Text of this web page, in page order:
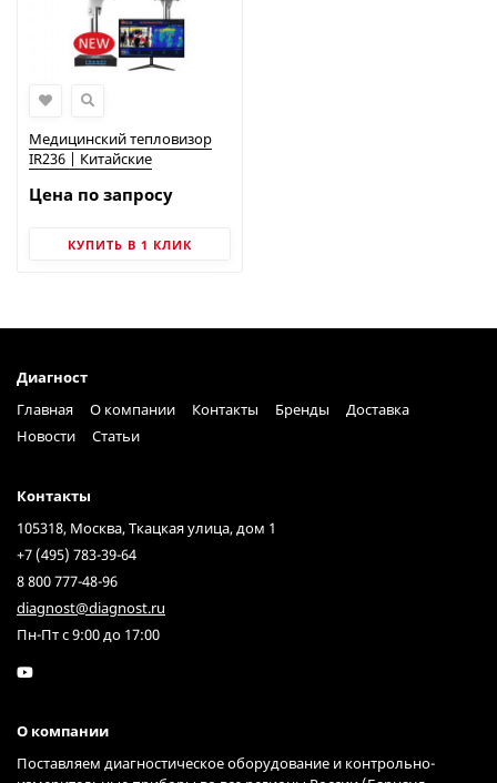
Медицинский тепловизор
IR236 | Китайские
Цена по запросу
КУПИТЬ В 1 КЛИК
Диагност
Главная
О компании Контакты Бренды
Доставка
Новости
Статьи
Контакты
105318, Москва, Ткацкая улица, дом 1
+7 (495) 783-39-64
8 800 777-48-96
diagnost@diagnost.ru
Пн-Пт с 9:00 до 17:00
О компании
Поставляем диагностическое оборудование и контрольно-